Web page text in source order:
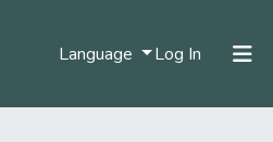
Language Log In (current)